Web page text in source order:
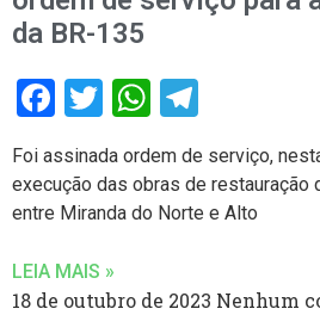
da BR-135
Facebook
TwitterWhatsApp
Foi assinada ordem de serviço,
execução das obras de restauração
entre Miranda do Norte e Alto
LEIA MAIS »
18 de outubro de 2023 Nenhum